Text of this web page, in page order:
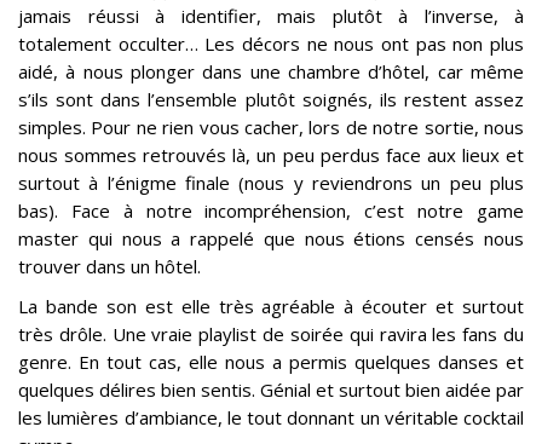
jamais réussi à identifier, mais plutôt à l’inverse, à
totalement occulter… Les décors ne nous ont pas non plus
aidé, à nous plonger dans une chambre d’hôtel, car même
s’ils sont dans l’ensemble plutôt soignés, ils restent assez
simples. Pour ne rien vous cacher, lors de notre sortie, nous
nous sommes retrouvés là, un peu perdus face aux lieux et
surtout à l’énigme finale (nous y reviendrons un peu plus
bas). Face à notre incompréhension, c’est notre game
master qui nous a rappelé que nous étions censés nous
trouver dans un hôtel.
La bande son est elle très agréable à écouter et surtout
très drôle. Une vraie playlist de soirée qui ravira les fans du
genre. En tout cas, elle nous a permis quelques danses et
quelques délires bien sentis. Génial et surtout bien aidée par
les lumières d’ambiance, le tout donnant un véritable cocktail